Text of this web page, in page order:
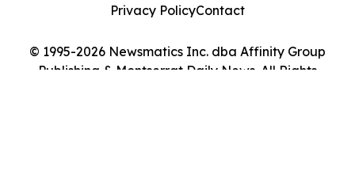
© 1995-2026 Newsmatics Inc. dba Affinity Group
Publishing & Montserrat Daily News. All Rights
Privacy PolicyContact